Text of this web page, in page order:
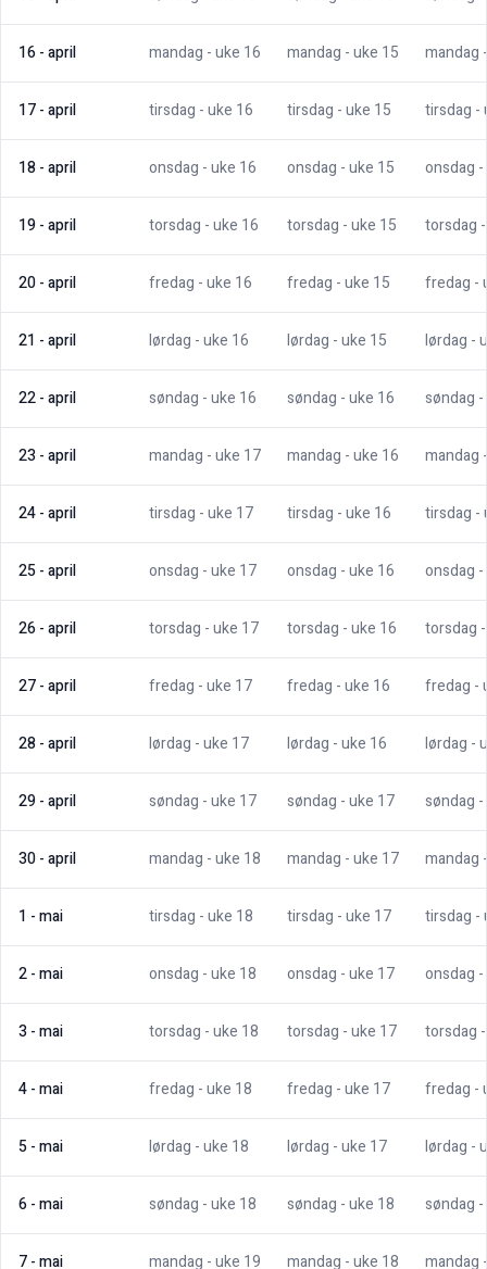
16-april mandag - uke 16 mandag - uke 15 mandag
17-april tirsdag - uke 16 tirsdag - uke 15 tirsdag -
18-april onsdag - uke 16 onsdag - uke 15 onsdag
19-april torsdag - uke 16 torsdag - uke 15 torsdag
20-april fredag - uke 16 fredag - uke 15 fredag -
21 -april lørdag - uke 16 lørdag - uke 15 lørdag -
22-april søndag - uke 16 søndag - uke 16 søndag
23 -april mandag - uke 17 mandag - uke 16 mandag
24-april tirsdag - uke 17 tirsdag - uke 16 tirsdag -
25-april onsdag - uke 17 onsdag - uke 16 onsdag
26-april torsdag - uke 17 torsdag - uke 16 torsdag
27-april fredag - uke 17 fredag - uke 16 fredag -
28-april lørdag - uke 17 lørdag - uke 16 lørdag -
29-april søndag - uke 17 søndag - uke 17 søndag
30-april mandag - uke 18 mandag - uke 17 mandag
1 -mai tirsdag - uke 18 tirsdag - uke 17 tirsdag -
2-mai onsdag - uke 18 onsdag - uke 17 onsdag
3 -mai torsdag - uke 18 torsdag - uke 17 torsdag
4-mai fredag - uke 18 fredag - uke 17 fredag -
5-mai lørdag - uke 18 lørdag - uke 17 lørdag -
6-mai søndag - uke 18 søndag - uke 18 søndag
7-mai mandag - uke 19 mandag - uke 18 mandag